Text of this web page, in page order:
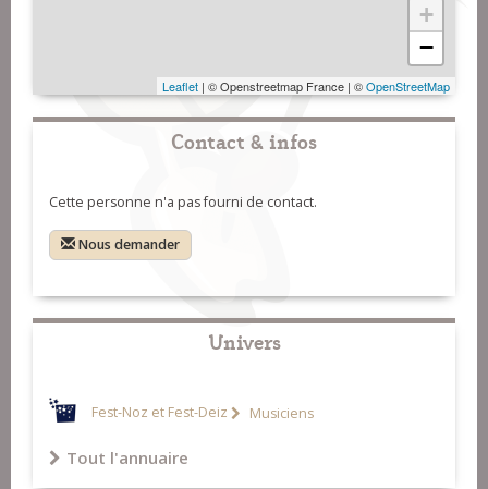
+
−
Leaflet | © Openstreetmap France | ©OpenStreetMap
Contact & infos
Cette personne n'a pas fourni de contact.
Nous demander
Univers
Fest-Noz et Fest-Deiz Musiciens
Tout l'annuaire